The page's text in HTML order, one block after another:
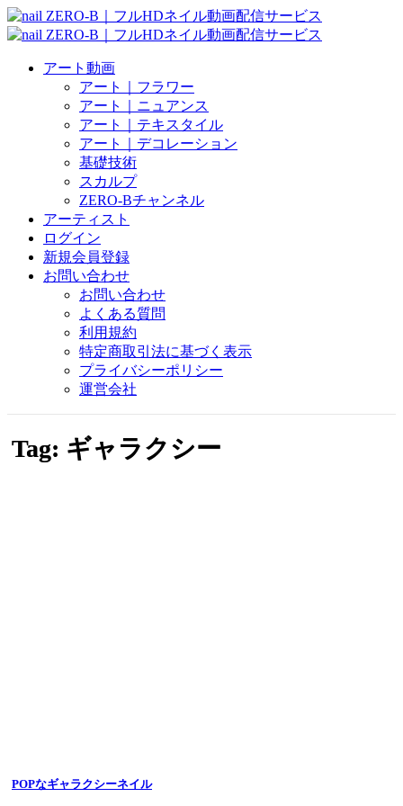
アート動画
アート｜フラワー
アート｜ニュアンス
アート｜テキスタイル
アート｜デコレーション
基礎技術
スカルプ
ZERO-Bチャンネル
アーティスト
ログイン
新規会員登録
お問い合わせ
お問い合わせ
よくある質問
利用規約
特定商取引法に基づく表示
プライバシーポリシー
運営会社
Tag: ギャラクシー
POPなギャラクシーネイル